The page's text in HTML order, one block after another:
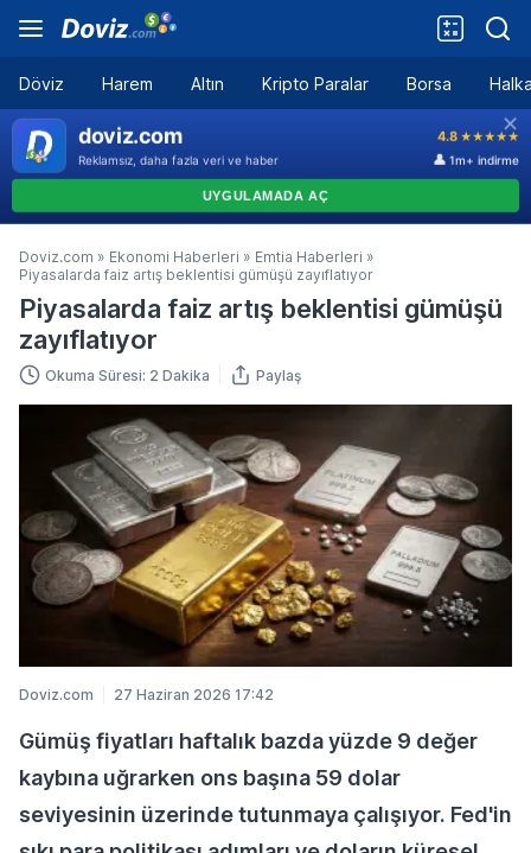
Döviz Harem Altın Kripto Paralar Borsa
Doviz.com » Ekonomi Haberleri » Emtia Haberleri »
Piyasalarda faiz artış beklentisi gümüşü zayıflatıyor
Piyasalarda faiz artış beklentisi gümüşü
zayıflatıyor
Okuma Süresi: 2 Dakika Paylaş
Doviz.com 27 Haziran 2026 17:42
Gümüş fiyatları haftalık bazda yüzde 9 değer
kaybına uğrarken ons başına 59 dolar
seviyesinin üzerinde tutunmaya çalışıyor. Fed'in